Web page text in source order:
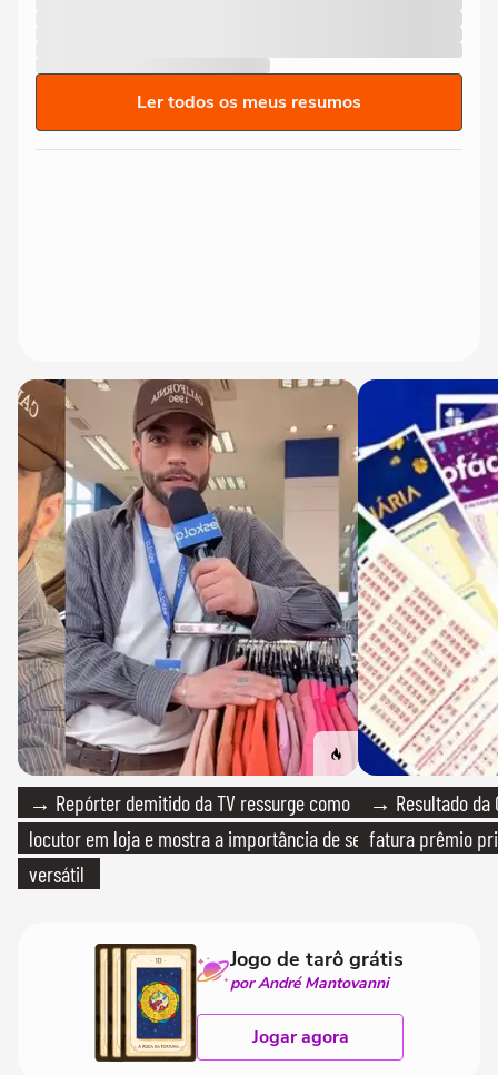
Ler todos os meus resumos
→ Repórter demitido da TV ressurge como
locutor em loja e mostra a importância de ser
versátil
→ Resultado da
fatura prêmio
Jogo de tarô grátis
por André Mantovanni
Jogar agora